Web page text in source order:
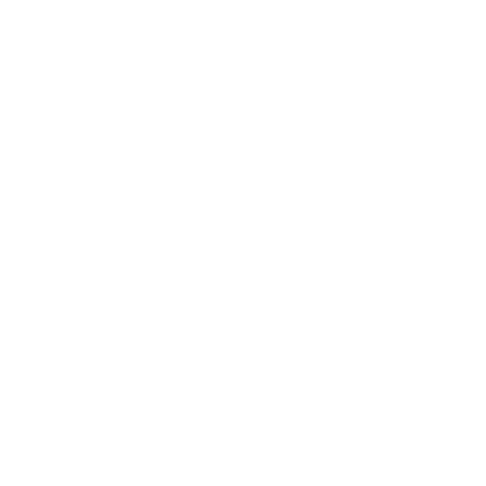
quienes
de la
provincial de
el 60% de las
Yungay, en
y dictamen de
del Sistema de
y alcantarillado.